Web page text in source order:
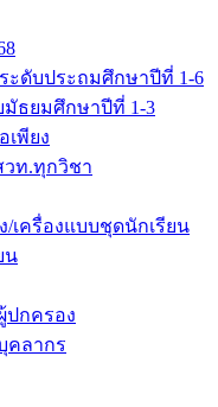
ะดับประถมศึกษาปีที่ 1-6
มัธยมศึกษาปีที่ 1-3
เพียง
ท.ทุกวิชา
เครื่องแบบชุดนักเรียน
น
ปกครอง
คลากร